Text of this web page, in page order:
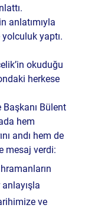
anlatımıyla
yaptı.
okuduğu
herkese
Bülent
hem
andı hem de
mesaj verdi:
ve